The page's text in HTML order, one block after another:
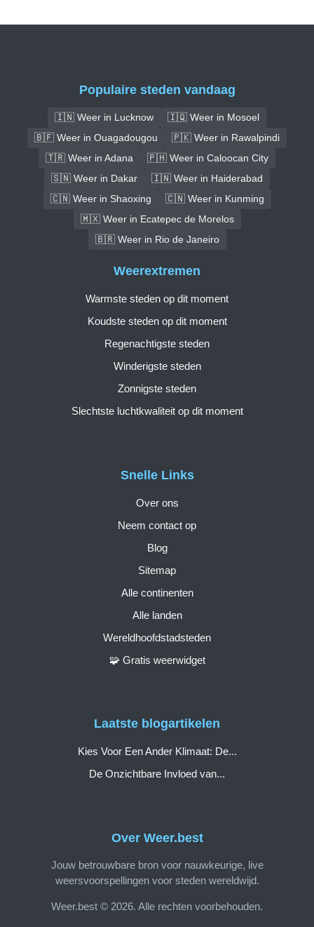
Populaire steden vandaag
🇮🇳 Weer in Lucknow
🇮🇶 Weer in Mosoel
🇧🇫 Weer in Ouagadougou
🇵🇰 Weer in Rawalpindi
🇹🇷 Weer in Adana
🇵🇭 Weer in Caloocan City
🇸🇳 Weer in Dakar
🇮🇳 Weer in Haiderabad
🇨🇳 Weer in Shaoxing
🇨🇳 Weer in Kunming
🇲🇽 Weer in Ecatepec de Morelos
🇧🇷 Weer in Rio de Janeiro
Over Weer.best
Jouw betrouwbare bron voor nauwkeurige, live
weersvoorspellingen voor steden wereldwijd.
Weer.best © 2026. Alle rechten voorbehouden.
Snelle Links
Over ons
Neem contact op
Blog
Sitemap
Alle continenten
Alle landen
Wereldhoofdstadsteden
🧩 Gratis weerwidget
Weerextremen
Warmste steden op dit moment
Koudste steden op dit moment
Regenachtigste steden
Winderigste steden
Zonnigste steden
Slechtste luchtkwaliteit op dit moment
Laatste blogartikelen
Kies Voor Een Ander Klimaat: De...
De Onzichtbare Invloed van...